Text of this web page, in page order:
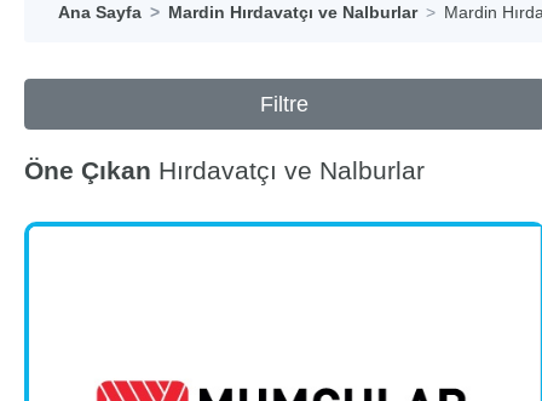
Ana Sayfa Mardin Hırdavatçı ve Nalburlar Mardin
Filtre
Öne Çıkan Hırdavatçı ve Nalburlar